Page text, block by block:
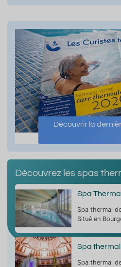
Découvrir la
Découvrez les spas
Spa
Spa thermal
Situé en
Spa
Spa thermal